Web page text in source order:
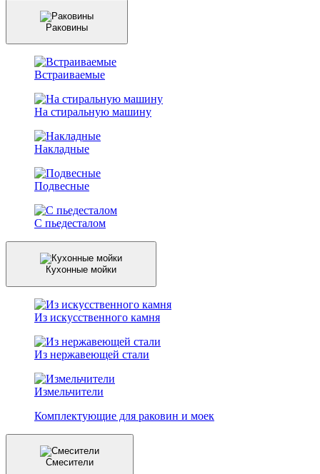
Раковины
Встраиваемые
На стиральную машину
Накладные
Подвесные
С пьедесталом
Кухонные мойки
Из искусственного камня
Из нержавеющей стали
Измельчители
Комплектующие для раковин и моек
Смесители